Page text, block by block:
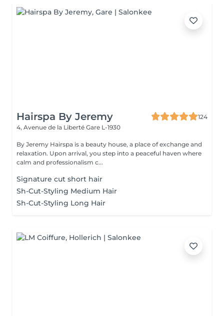
Hairspa By Jeremy
124
4, Avenue de la Liberté Gare L-1930
By Jeremy Hairspa is a beauty house, a place of exchange and
relaxation. Upon arrival, you step into a peaceful haven where
calm and professionalism c...
Signature cut short hair
Sh-Cut-Styling Medium Hair
Sh-Cut-Styling Long Hair